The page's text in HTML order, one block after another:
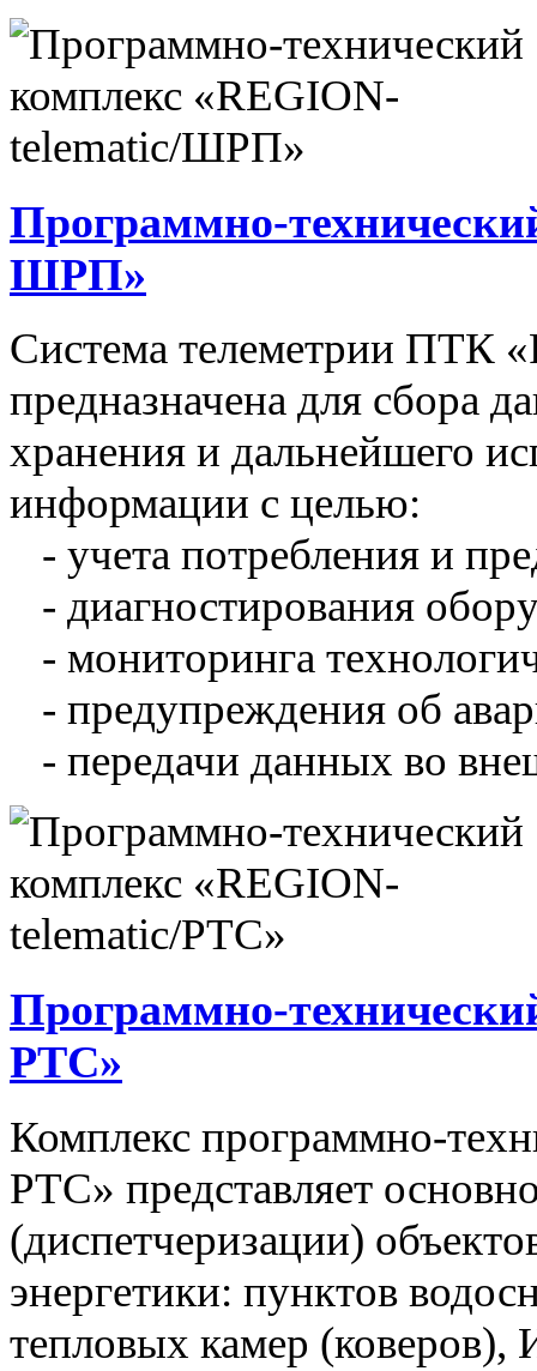
Программно-
ШРП»
Система телеметрии ПТК
предназначена для сбора
хранения и дальнейшего
информации с целью:
- учета потребления и
- диагностирования
- мониторинга
- предупреждения об
- передачи данных во
Программно-
РТС»
Комплекс программно-
РТС» представляет
(диспетчеризации)
энергетики: пунктов
тепловых камер